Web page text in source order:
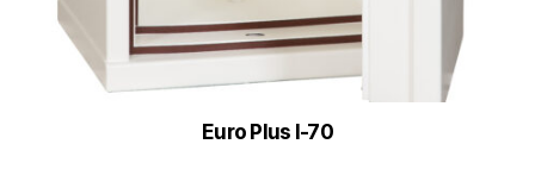
Euro Plus I-70